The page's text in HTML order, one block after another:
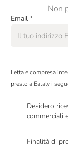
Non
Email *
Letta e compresa
presto a Eataly i
Desidero
commerciali
Finalità di